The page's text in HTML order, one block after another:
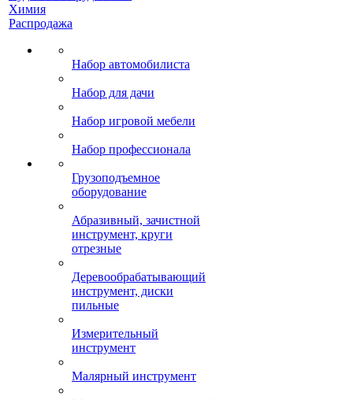
Химия
Распродажа
Набор автомобилиста
Набор для дачи
Набор игровой мебели
Набор профессионала
Грузоподъемное
оборудование
Абразивный, зачистной
инструмент, круги
отрезные
Деревообрабатывающий
инструмент, диски
пильные
Измерительный
инструмент
Малярный инструмент